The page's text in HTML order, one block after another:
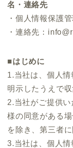
名・連絡先
・個人情報保護
・連絡先：
■はじめに
1.当社は、個人
明示したうえで収
2.当社がご提供
様の同意がある
を除き、第三者
3.当社は、個人